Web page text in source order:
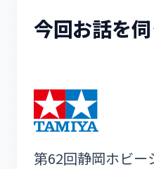
今回お話を
第62回静岡ホビ